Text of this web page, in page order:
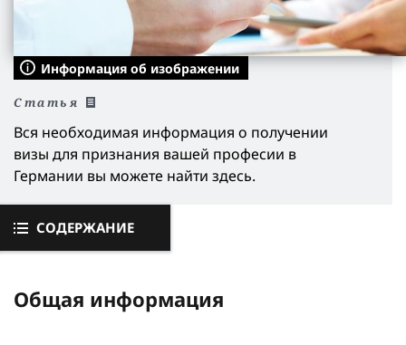
Информация об изображении
Статья
Вся необходимая информация о получении
визы для признания вашей професии в
Германии вы можете найти здесь.
СОДЕРЖАНИЕ
Общая информация